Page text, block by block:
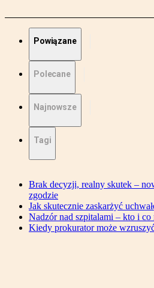
Powiązane
Polecane
Najnowsze
Tagi
Brak decyzji, realny skutek –
zgodzie
Jak skutecznie zaskarżyć
Nadzór nad szpitalami – kto i co
Kiedy prokurator może